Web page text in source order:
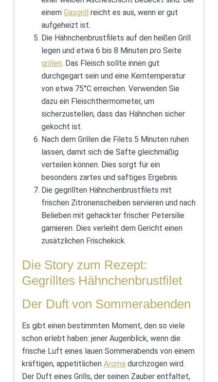
einem Gasgrill
reicht es aus, wenn er gut
aufgeheizt ist.
Die Hähnchenbrustfilets auf den heißen Grill
legen und etwa 6 bis 8 Minuten pro Seite
grillen. Das Fleisch sollte innen gut
durchgegart sein und eine Kerntemperatur
von etwa 75°C erreichen. Verwenden Sie
dazu ein Fleischthermometer, um
sicherzustellen, dass das Hähnchen sicher
gekocht ist.
Nach dem Grillen die Filets 5 Minuten ruhen
lassen, damit sich die Säfte gleichmäßig
verteilen können. Dies sorgt für ein
besonders zartes und saftiges Ergebnis.
Die gegrillten Hähnchenbrustfilets mit
frischen Zitronenscheiben servieren und nach
Belieben mit gehackter frischer Petersilie
garnieren. Dies verleiht dem Gericht einen
zusätzlichen Frischekick.
Die Story zum Rezept:
Gegrilltes Hähnchenbrustfilet
Der Duft von Sommerabenden
Es gibt einen bestimmten Moment, den so viele
schon erlebt haben: jener Augenblick, wenn die
frische Luft eines lauen Sommerabends von einem
kräftigen, appetitlichen Aromadurchzogen wird.
Der Duft eines Grills, der seinen Zauber entfaltet,